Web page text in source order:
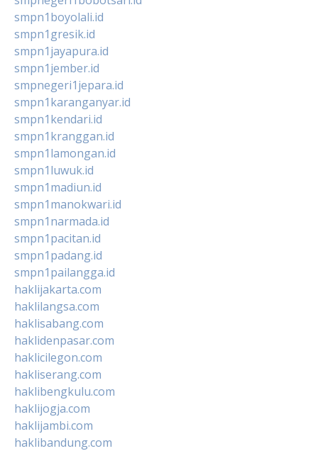
smpn1boyolali.id
smpn1gresik.id
smpn1jayapura.id
smpn1jember.id
smpnegeri1jepara.id
smpn1karanganyar.id
smpn1kendari.id
smpn1kranggan.id
smpn1lamongan.id
smpn1luwuk.id
smpn1madiun.id
smpn1manokwari.id
smpn1narmada.id
smpn1pacitan.id
smpn1padang.id
smpn1pailangga.id
haklijakarta.com
haklilangsa.com
haklisabang.com
haklidenpasar.com
haklicilegon.com
hakliserang.com
haklibengkulu.com
haklijogja.com
haklijambi.com
haklibandung.com